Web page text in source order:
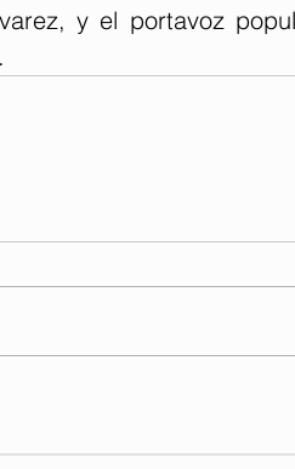
y el portavoz